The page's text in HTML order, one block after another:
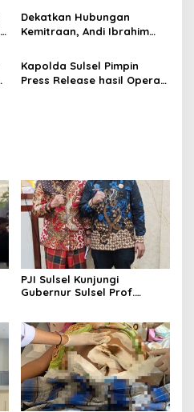
Humas RS Enggan Berikan
Keterangan
Dekatkan Hubungan
Kemitraan, Andi Ibrahim
Wartawan
Kapolda Sulsel Pimpin
Press Release hasil Operasi
PJI Sulsel Kunjungi
Gubernur Sulsel Prof.